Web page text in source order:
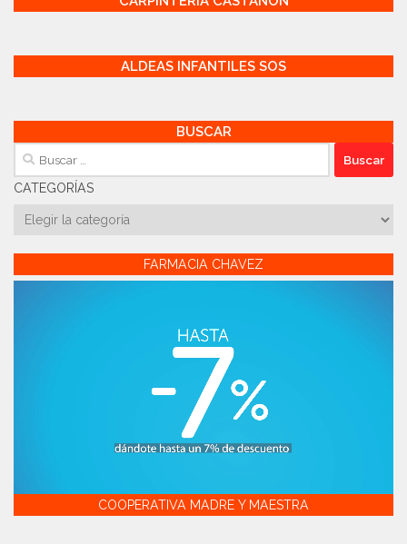
ALDEAS INFANTILES SOS
BUSCAR
Buscar:
CATEGORÍAS
Categorías
FARMACIA CHAVEZ
COOPERATIVA MADRE Y MAESTRA